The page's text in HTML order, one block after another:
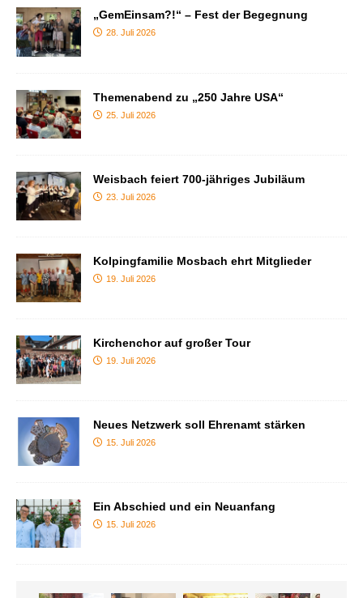
„GemEinsam?!“ – Fest der Begegnung
28. Juli 2026
Themenabend zu „250 Jahre USA“
25. Juli 2026
Weisbach feiert 700-jähriges Jubiläum
23. Juli 2026
Kolpingfamilie Mosbach ehrt Mitglieder
19. Juli 2026
Kirchenchor auf großer Tour
19. Juli 2026
Neues Netzwerk soll Ehrenamt stärken
15. Juli 2026
Ein Abschied und ein Neuanfang
15. Juli 2026